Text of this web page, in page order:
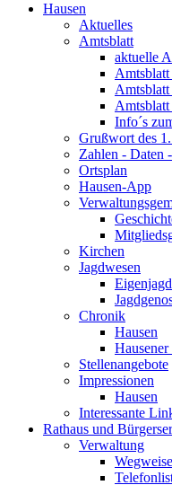
Hausen
Aktuelles
Amtsblatt
aktuelle
Info´s
Grußwort des
Zahlen - Daten
Ortsplan
Hausen-App
Kirchen
Jagdwesen
Chronik
Hausen
Hausener
Stellenangebote
Impressionen
Hausen
Interessante
Rathaus und
Verwaltung